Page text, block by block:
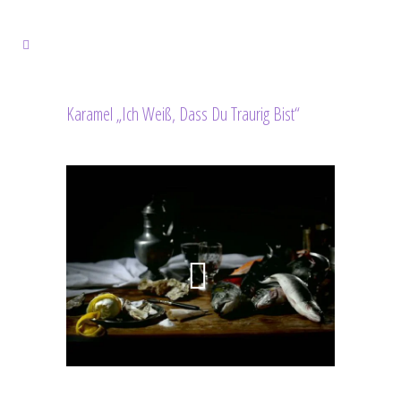
Karamel „Ich Weiß, Dass Du Traurig Bist“